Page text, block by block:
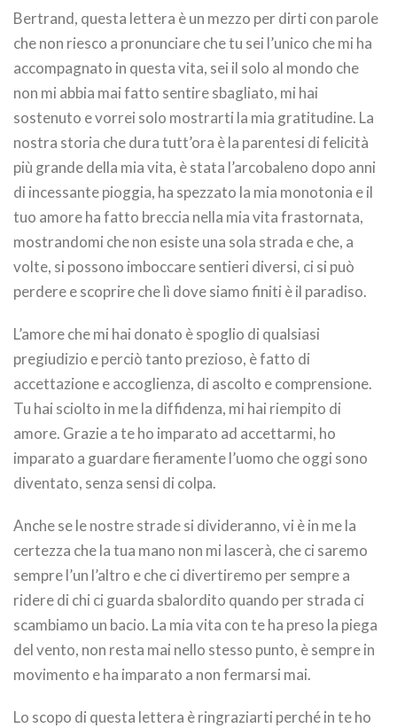
Bertrand, questa lettera è un mezzo per dirti con parole
che non riesco a pronunciare che tu sei l’unico che mi ha
accompagnato in questa vita, sei il solo al mondo che
non mi abbia mai fatto sentire sbagliato, mi hai
sostenuto e vorrei solo mostrarti la mia gratitudine. La
nostra storia che dura tutt’ora è la parentesi di felicità
più grande della mia vita, è stata l’arcobaleno dopo anni
di incessante pioggia, ha spezzato la mia monotonia e il
tuo amore ha fatto breccia nella mia vita frastornata,
mostrandomi che non esiste una sola strada e che, a
volte, si possono imboccare sentieri diversi, ci si può
perdere e scoprire che lì dove siamo finiti è il paradiso.
L’amore che mi hai donato è spoglio di qualsiasi
pregiudizio e perciò tanto prezioso, è fatto di
accettazione e accoglienza, di ascolto e comprensione.
Tu hai sciolto in me la diffidenza, mi hai riempito di
amore. Grazie a te ho imparato ad accettarmi, ho
imparato a guardare fieramente l’uomo che oggi sono
diventato, senza sensi di colpa.
Anche se le nostre strade si divideranno, vi è in me la
certezza che la tua mano non mi lascerà, che ci saremo
sempre l’un l’altro e che ci divertiremo per sempre a
ridere di chi ci guarda sbalordito quando per strada ci
scambiamo un bacio. La mia vita con te ha preso la piega
del vento, non resta mai nello stesso punto, è sempre in
movimento e ha imparato a non fermarsi mai.
Lo scopo di questa lettera è ringraziarti perché in te ho